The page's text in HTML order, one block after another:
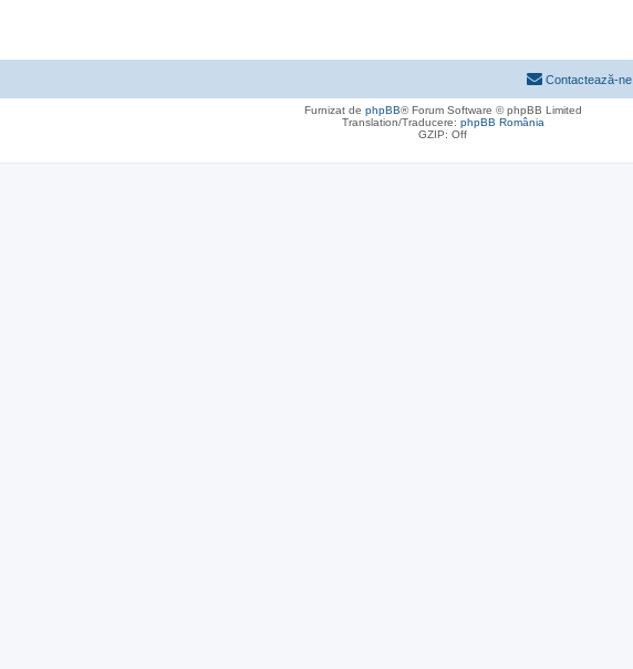
Contactează-ne
Furnizat de phpBB® Forum Software © phpBB Limited
Translation/Traducere: phpBB România
GZIP: Off